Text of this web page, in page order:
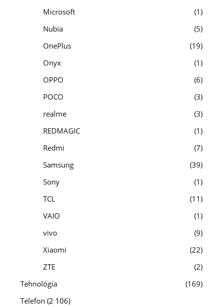
Microsoft
1
Nubia
5
OnePlus
19
Onyx
1
OPPO
6
POCO
3
realme
3
REDMAGIC
1
Redmi
7
Samsung
39
Sony
1
TCL
11
VAIO
1
vivo
9
Xiaomi
22
ZTE
2
Tehnológia
169
Telefon (2 106)